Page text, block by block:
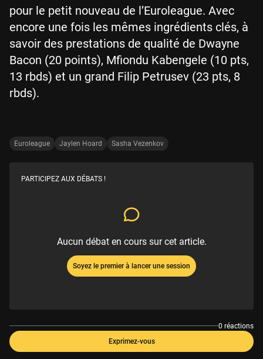
pour le petit nouveau de l’Euroleague. Avec
encore une fois les mêmes ingrédients clés, à
savoir des prestations de qualité de Dwayne
Bacon (20 points), Mfiondu Kabengele (10 pts,
13 rbds) et un grand Filip Petrusev (23 pts, 8
rbds).
Euroleague Jaylen Hoard Sasha Vezenkov
PARTICIPEZ AUX DÉBATS !
Aucun débat en cours sur cet article.
Soyez le premier à lancer une session
0 réactions
Exprimez-vous